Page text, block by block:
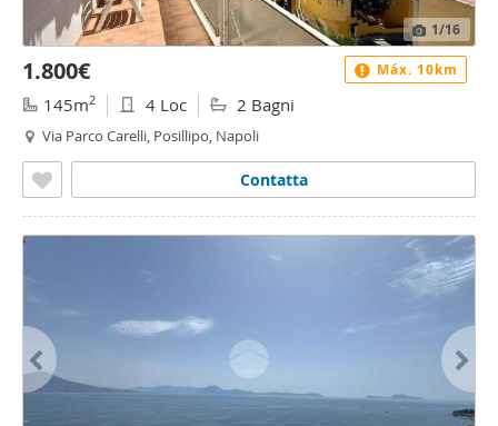
1/16
1.800€
145m2 4 Loc 2 Bagni
Via Parco Carelli, Posillipo, Napoli
Contatta
Máx. 10km